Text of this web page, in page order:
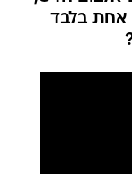
אחת בלבד